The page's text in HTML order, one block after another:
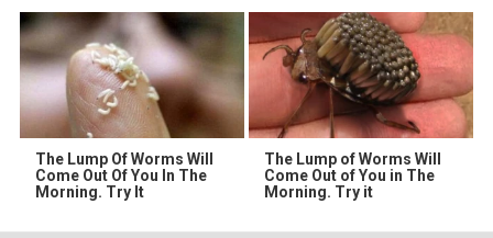
The Lump Of Worms Will
Come Out Of You In The
Morning. Try It
The Lump of Worms Will
Come Out of You in The
Morning. Try it